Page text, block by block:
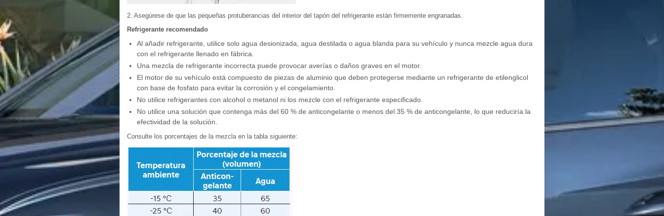
2. Asegúrese de que las pequeñas protuberancias del interior del tapón del refrigerante están firmemente engranadas.
Refrigerante recomendado
Al añadir refrigerante, utilice solo agua desionizada, agua destilada o agua blanda para su vehículo y nunca mezcle agua dura
con el refrigerante llenado en fábrica.
Una mezcla de refrigerante incorrecta puede provocar averías o daños graves en el motor.
El motor de su vehículo está compuesto de piezas de aluminio que deben protegerse mediante un refrigerante de etilenglicol
con base de fosfato para evitar la corrosión y el congelamiento.
No utilice refrigerantes con alcohol o metanol ni los mezcle con el refrigerante especificado.
No utilice una solución que contenga más del 60 % de anticongelante o menos del 35 % de anticongelante, lo que reduciría la
efectividad de la solución.
Consulte los porcentajes de la mezcla en la tabla siguiente: